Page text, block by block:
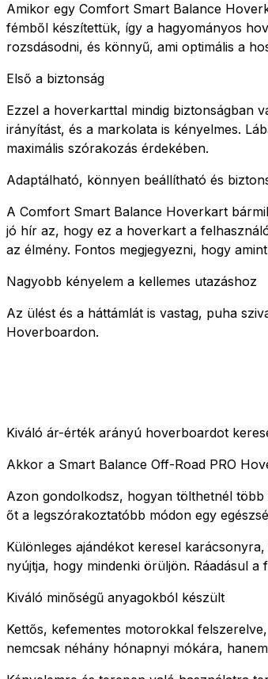
Amikor egy Comfort Smart Balance
fémből készítettük, így a hagyományos
rozsdásodni, és könnyű, ami optimális a
Első a biztonság
Ezzel a hoverkarttal mindig biztonságban
irányítást, és a markolata is kényelmes.
maximális szórakozás érdekében.
Adaptálható, könnyen beállítható és
A Comfort Smart Balance Hoverkart
jó hír az, hogy ez a hoverkart a
az élmény. Fontos megjegyezni, hogy
Nagyobb kényelem a kellemes utazáshoz
Az ülést és a háttámlát is vastag, puha
Hoverboardon.
Kiváló ár-érték arányú hoverboardot
Akkor a Smart Balance Off-Road PRO
Azon gondolkodsz, hogyan tölthetnél
őt a legszórakoztatóbb módon egy
Különleges ajándékot keresel
nyújtja, hogy mindenki örüljön. Ráadásul
Kiváló minőségű anyagokból készült
Kettős, kefementes motorokkal
nemcsak néhány hónapnyi mókára,